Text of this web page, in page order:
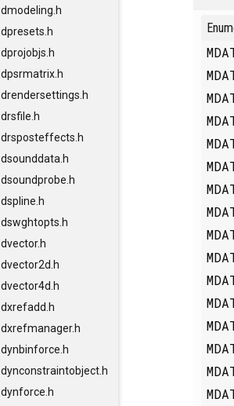
dmodeling.h
dpresets.h
dprojobjs.h
dpsrmatrix.h
drendersettings.h
drsfile.h
drsposteffects.h
dsounddata.h
dsoundprobe.h
dspline.h
dswghtopts.h
dvector.h
dvector2d.h
dvector4d.h
dxrefadd.h
dxrefmanager.h
dynbinforce.h
dynconstraintobject.h
dynforce.h